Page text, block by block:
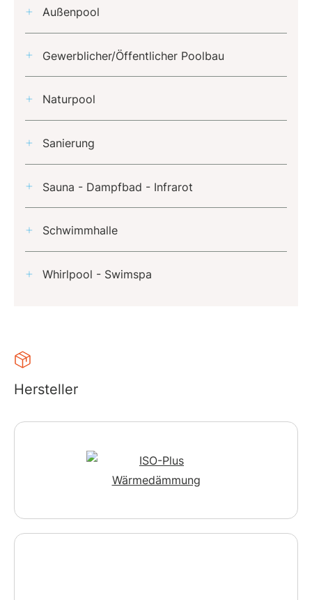
Außenpool
Gewerblicher/Öffentlicher Poolbau
Naturpool
Sanierung
Sauna - Dampfbad - Infrarot
Schwimmhalle
Whirlpool - Swimspa
Hersteller